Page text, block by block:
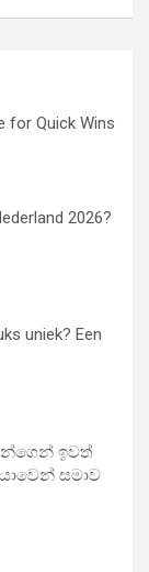
for Quick Wins
2026?
uniek? Een
ඉවත්
සමාව